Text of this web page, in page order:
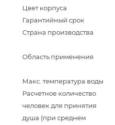
Цвет корпуса
Гарантийный срок
Страна производства
Область применения
Макс. температура воды
Расчетное количество
человек для принятия
душа (при среднем